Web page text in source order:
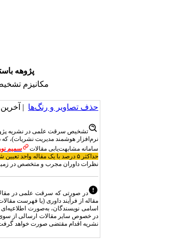
پژوهه
ﻣﮑﺎﻧﯿﺰم
حذف تصاویر و رنگ‌ها | آخرین
تشخیص سرقت علمی در نشریه
نرم‌افزار هوشمند مدیریت نشریات)، که
سامانه مشابهت‌یابی مقالات
سمیم نور
حداکثر ۵ درصد با یک مقاله واحد تعیین شده است.
نظرات داوران مجرب و متخصص در
در صورتی که سرقت علمی در
مقاله از فرآیند داوری (یا فهرست
اسامی نویسندگان، به‌صورت
در خصوص سایر مقالات ارسالی از سوی
نشریه اقدام مقتضی صورت خواهد